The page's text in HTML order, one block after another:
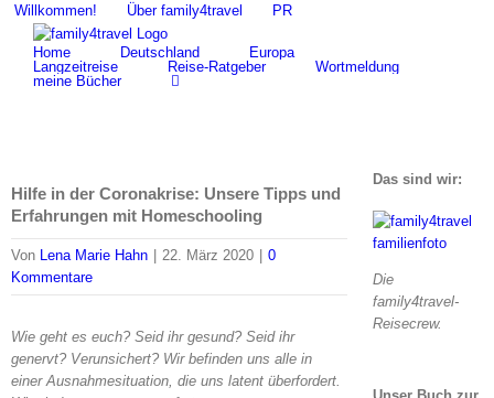
Zum
springen
Willkommen! Über family4travel PR
Suche
nach:
Home Deutschland
Europa
Langzeitreise
Reise-Ratgeber
Wortmeldung
meine Bücher
Hilfe in der Coronakrise: Unsere Tipps und
Erfahrungen mit Homeschooling
Von Lena Marie Hahn 22. März 2020
0
Kommentare
Wie geht es euch? Seid ihr gesund? Seid ihr
genervt? Verunsichert? Wir befinden uns alle in
einer Ausnahmesituation, die uns latent überfordert.
Das sind wir:
Die
family4travel-
Reisecrew.